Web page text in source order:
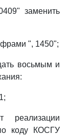
заменить
", 1450";
восьмым и
по коду КОСГУ